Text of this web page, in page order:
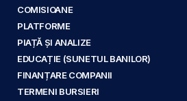
COMISIOANE
PLATFORME
PIAȚĂ ȘI ANALIZE
EDUCAȚIE (SUNETUL BANILOR)
FINANȚARE COMPANII
TERMENI BURSIERI